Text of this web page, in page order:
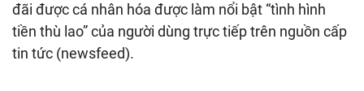
đãi được cá nhân hóa được làm nổi bật “tình hình
tiền thù lao” của người dùng trực tiếp trên nguồn cấp
tin tức (newsfeed).